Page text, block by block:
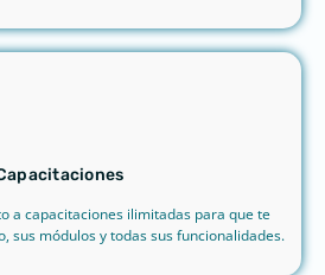
a capacitaciones ilimitadas para que te
sus módulos y todas sus funcionalidades.​